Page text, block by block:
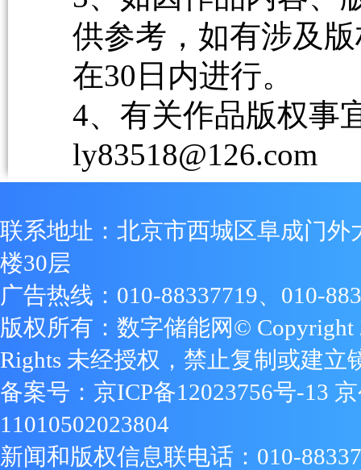
供参考，如有涉及
在30日内进行。
4、有关作品版权事
ly83518@126.com
联系地址：北京市西城区阜成门外
楼30层
广告热线：010-88337719、010-
版权所有：数字储能网© Copyright
Rights 未经授权，禁止复制或建立
备案号： 京ICP备12023756号-13
11010502023804
新闻和版权信息联电话：010-